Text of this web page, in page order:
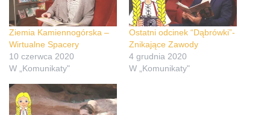
Ziemia Kamiennogórska –
Wirtualne Spacery
10 czerwca 2020
W „Komunikaty"
Ostatni odcinek “Dąbrówki”-
Znikające Zawody
4 grudnia 2020
W „Komunikaty"